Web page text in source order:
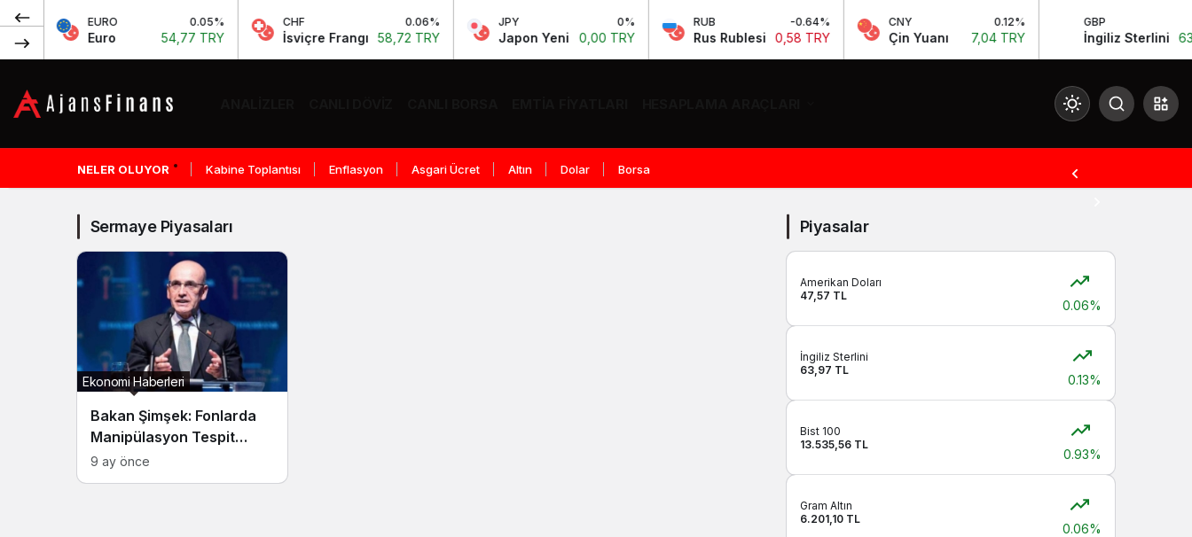
EURO 0.05%
Euro 54,77 TRY
CHF 0.06%
İsviçre Frangı 58,72 TRY
JPY
Japon Yeni 0,00 TRY
RUB -0.64%
Rus Rublesi 0,58 TRY
CNY 0.12%
Çin Yuanı 7,04 TRY İngiliz Sterlini 63,97
Piyasaları
Mod
Gündüz modunu seçin.
Gece modunu seçin.
Sistem modunu seçin.
NELER OLUYOR Kabine Toplantısı Enflasyon Asgari Ücret Altın Dolar Borsa
Sermaye Piyasaları
Bakan Şimşek: Fonlarda
Manipülasyon Tespit
Edildi
Ekonomi Haberleri
9 ay önce
Piyasalar
Amerikan Doları
47,57 TL
0.06%
İngiliz Sterlini
63,97 TL
0.13%
Bist 100
13.535,56 TL
0.93%
Gram Altın
6.201,10 TL
0.06%